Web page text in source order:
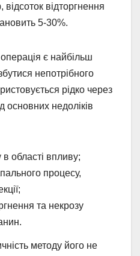
відторгнення
5-30%.
є найбільш
непотрібного
рідко через
основних недоліків
області впливу;
процесу,
та некрозу
методу його не